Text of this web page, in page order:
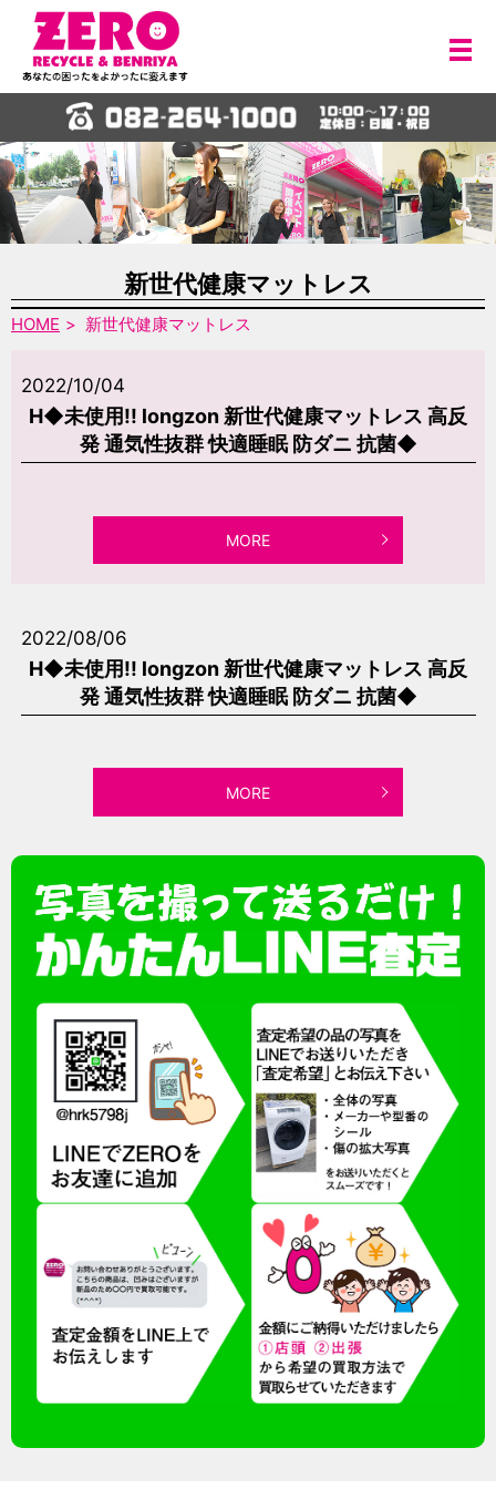
メ
新世代健康マットレス
HOME 新世代健康マットレス
2022/10/04
H◆未使用!! longzon 新世代健康マットレス 高反
発 通気性抜群 快適睡眠 防ダニ 抗菌◆
MORE
2022/08/06
H◆未使用!! longzon 新世代健康マットレス 高反
発 通気性抜群 快適睡眠 防ダニ 抗菌◆
MORE